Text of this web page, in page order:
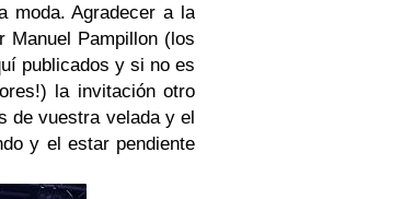
moda. Agradecer a la
Manuel Pampillon (los
publicados y si no es
la invitación otro
de vuestra velada y el
y el estar pendiente